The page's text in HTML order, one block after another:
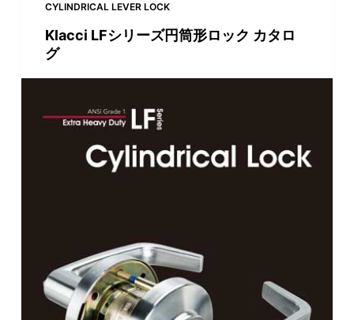
CYLINDRICAL LEVER LOCK
Klacci LFシリーズ円筒形ロック カタロ
グ